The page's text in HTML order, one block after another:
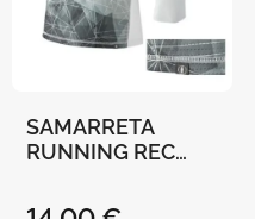
SAMARRETA
RUNNING REC